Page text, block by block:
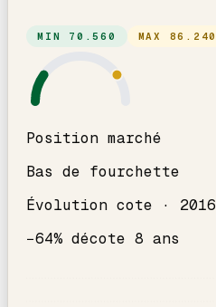
MIN 70.560 MAX 86.240
Position marché
Bas de fourchette
Évolution cote · 2016
−64% décote 8 ans